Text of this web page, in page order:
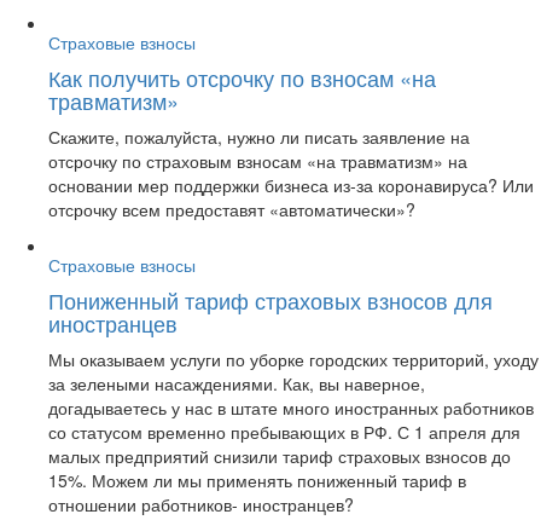
Страховые взносы
Как получить отсрочку по взносам «на
травматизм»
Скажите, пожалуйста, нужно ли писать заявление на
отсрочку по страховым взносам «на травматизм» на
основании мер поддержки бизнеса из-за коронавируса? Или
отсрочку всем предоставят «автоматически»?
Страховые взносы
Пониженный тариф страховых взносов для
иностранцев
Мы оказываем услуги по уборке городских территорий, уходу
за зелеными насаждениями. Как, вы наверное,
догадываетесь у нас в штате много иностранных работников
со статусом временно пребывающих в РФ. С 1 апреля для
малых предприятий снизили тариф страховых взносов до
15%. Можем ли мы применять пониженный тариф в
отношении работников- иностранцев?